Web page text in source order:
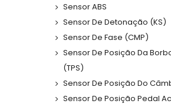
Sensor ABS
Sensor De Detonação (KS)
Sensor De Fase (CMP)
Sensor De Posição Da
(TPS)
Sensor De Posição Do
Sensor De Posição Pedal